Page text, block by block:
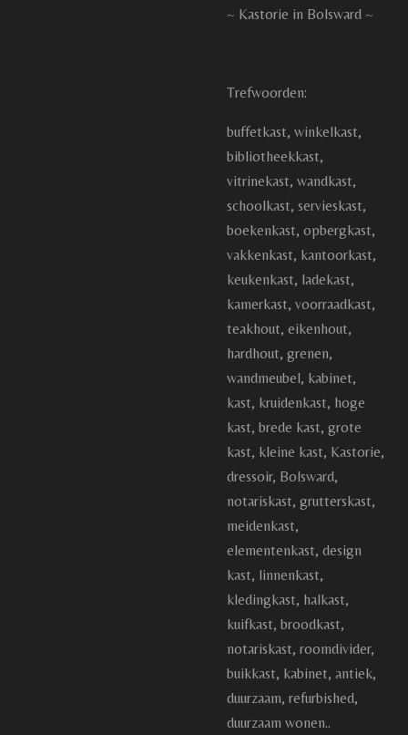
~ Kastorie in Bolsward ~
Trefwoorden:
buffetkast, winkelkast,
bibliotheekkast,
vitrinekast, wandkast,
schoolkast, servieskast,
boekenkast, opbergkast,
vakkenkast, kantoorkast,
keukenkast, ladekast,
kamerkast, voorraadkast,
teakhout, eikenhout,
hardhout, grenen,
wandmeubel, kabinet,
kast, kruidenkast, hoge
kast, brede kast, grote
kast, kleine kast, Kastorie,
dressoir, Bolsward,
notariskast, grutterskast,
meidenkast,
elementenkast, design
kast, linnenkast,
kledingkast, halkast,
kuifkast, broodkast,
notariskast, roomdivider,
buikkast, kabinet, antiek,
duurzaam, refurbished,
duurzaam wonen..